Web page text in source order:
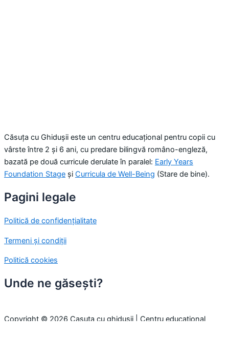
Căsuța cu Ghidușii este un centru educațional pentru copii cu
vârste între 2 și 6 ani, cu predare bilingvă româno-engleză,
bazată pe două curricule derulate în paralel: Early Years
Foundation Stage și Curricula de Well-Being (Stare de bine).
Pagini legale
Politică de confidențialitate
Termeni și condiții
Politică cookies
Unde ne găsești?
Copyright © 2026 Casuta cu ghidusii | Centru educațional